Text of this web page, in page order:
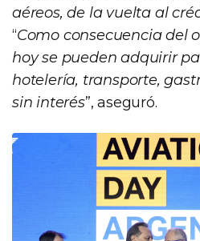
aéreos, de la vuelta al
“Como consecuencia del
hoy se pueden adquirir
hotelería, transporte,
sin interés”, aseguró.